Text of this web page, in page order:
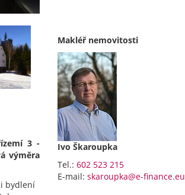
3 -
výměra
bydlení
Makléř nemovitosti
Ivo Škaroupka
Tel.: 602 523 215
E-mail: skaroupka@e-finance.eu